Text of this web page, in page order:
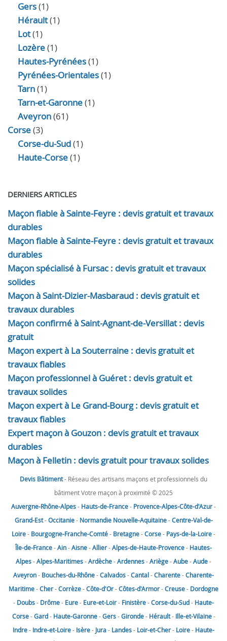
Gers(1)
Hérault(1)
Lot(1)
Lozère(1)
Hautes-Pyrénées(1)
Pyrénées-Orientales(1)
Tarn(1)
Tarn-et-Garonne(1)
Aveyron(61)
Corse(3)
Corse-du-Sud(1)
Haute-Corse(1)
DERNIERS ARTICLES
Maçon fiable à Sainte-Feyre : devis gratuit et travaux
durables
Maçon fiable à Sainte-Feyre : devis gratuit et travaux
durables
Maçon spécialisé à Fursac : devis gratuit et travaux
solides
Maçon à Saint-Dizier-Masbaraud : devis gratuit et
travaux durables
Maçon confirmé à Saint-Agnant-de-Versillat : devis
gratuit
Maçon expert à La Souterraine : devis gratuit et
travaux fiables
Maçon professionnel à Guéret : devis gratuit et
travaux solides
Maçon expert à Le Grand-Bourg : devis gratuit et
travaux fiables
Expert maçon à Gouzon : devis gratuit et travaux
durables
Maçon à Felletin : devis gratuit pour travaux solides
Devis Bâtiment- Réseau des artisans maçons et professionnels du
bâtiment Votre maçon à proximité © 2025
Auvergne-Rhône-Alpes- Hauts-de-France- Provence-Alpes-Côte-d'Azur-
Grand-Est-Occitanie- Normandie Nouvelle-Aquitaine-Centre-Val-de-
Loire- Bourgogne-Franche-Comté- Bretagne-Corse- Pays-de-la-Loire-
Île-de-France-Ain-Aisne-Allier-Alpes-de-Haute-Provence- Hautes-
Alpes-Alpes-Maritimes-Ardèche-Ardennes-Ariège-Aube-Aude-
Aveyron- Bouches-du-Rhône-Calvados-Cantal-Charente-Charente-
Maritime-Cher-Corrèze-Côte-d'Or-Côtes-d'Armor-Creuse- Dordogne
- Doubs- Drôme- Eure- Eure-et-Loir- Finistère-Corse-du-Sud- Haute-
Corse-Gard- Haute-Garonne-Gers-Gironde- Hérault- Ille-et-Vilaine-
Indre- Indre-et-Loire- Isère- Jura- Landes- Loir-et-Cher- Loire- Haute-